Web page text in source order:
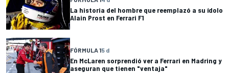
La historia del hombre que reemplazó a su ídolo
Alain Prost en Ferrari F1
FÓRMULA 15 d
En McLaren sorprendió ver a Ferrari en Madring y
aseguran que tienen "ventaja"